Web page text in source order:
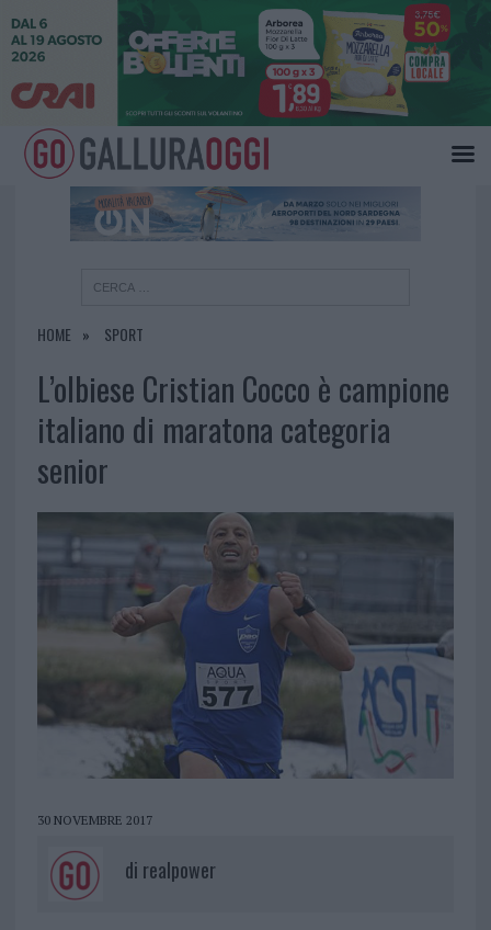
HOME SPORT
L’olbiese Cristian Cocco è campione
italiano di maratona categoria
senior
30 NOVEMBRE 2017
di realpower
×